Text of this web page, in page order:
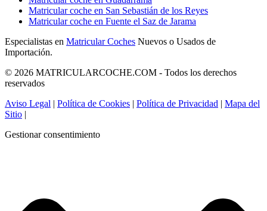
Matricular coche en San Sebastián de los Reyes
Matricular coche en Fuente el Saz de Jarama
Especialistas en Matricular Coches Nuevos o Usados de
Importación.
© 2026 MATRICULARCOCHE.COM - Todos los derechos
reservados
Aviso Legal | Política de Cookies | Política de Privacidad | Mapa del
Sitio |
Gestionar consentimiento